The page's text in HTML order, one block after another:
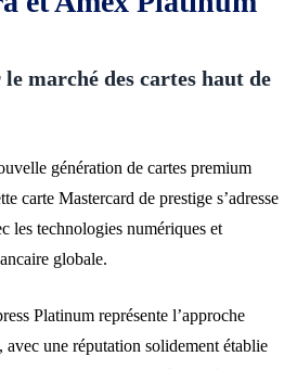
marché des cartes haut de
génération de cartes premium
carte Mastercard de prestige s’adresse
les technologies numériques et
globale.
Platinum représente l’approche
avec une réputation solidement établie